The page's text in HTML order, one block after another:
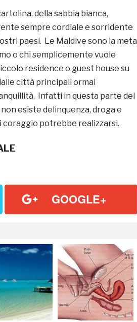
della sabbia bianca,
sempre cordiale e sorridente
paesi. Le Maldive sono la meta
o chi semplicemente vuole
residence o guest house su
città principali ormai
Infatti in questa parte del
esiste delinquenza, droga e
coraggio potrebbe realizzarsi.
GOOGLE+